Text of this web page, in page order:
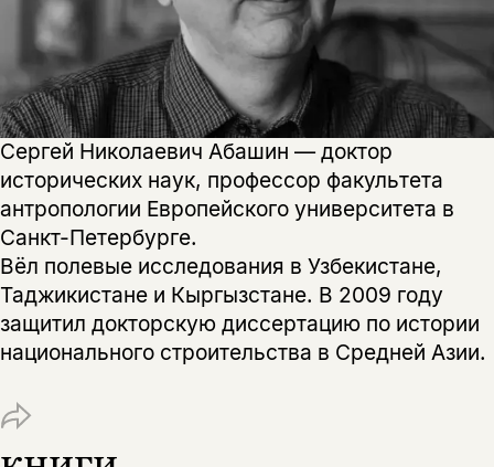
Сергей Николаевич Абашин — доктор
исторических наук, профессор факультета
антропологии Европейского университета в
Санкт-Петербурге.
Вёл полевые исследования в Узбекистане,
Таджикистане и Кыргызстане. В 2009 году
защитил докторскую диссертацию по истории
национального строительства в Средней Азии.